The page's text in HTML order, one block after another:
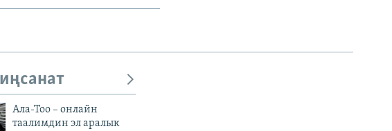
Ала-Тоо – онлайн
таалимдин эл аралык